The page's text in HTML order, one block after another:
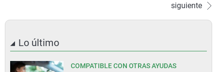
siguiente
Lo último
COMPATIBLE CON OTRAS AYUDAS